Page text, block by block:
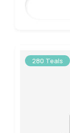
280 Teals